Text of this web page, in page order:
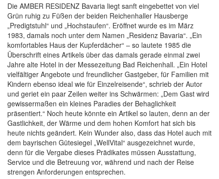
Die AMBER RESIDENZ Bavaria liegt sanft eingebettet von viel
Grün ruhig zu Füßen der beiden Reichenhaller Hausberge
„Predigtstuhl“ und „Hochstaufen“. Eröffnet wurde es im März
1983, damals noch unter dem Namen „Residenz Bavaria“. „Ein
komfortables Haus der Kupferdächer“ – so lautete 1985 die
Überschrift eines Artikels über das damals gerade einmal zwei
Jahre alte Hotel in der Messezeitung Bad Reichenhall. „Ein Hotel
vielfältiger Angebote und freundlicher Gastgeber, für Familien mit
Kindern ebenso ideal wie für Einzelreisende“, schrieb der Autor
und geriet ein paar Zeilen weiter ins Schwärmen: „Dem Gast wird
gewissermaßen ein kleines Paradies der Behaglichkeit
präsentiert.“ Noch heute könnte ein Artikel so lauten, denn an der
Gastlichkeit, der Wärme und dem hohen Komfort hat sich bis
heute nichts geändert. Kein Wunder also, dass das Hotel auch mit
dem bayrischen Gütesiegel „WellVital“ ausgezeichnet wurde,
denn für die Vergabe dieses Prädikates müssen Ausstattung,
Service und die Betreuung vor, während und nach der Reise
strengen Anforderungen entsprechen.